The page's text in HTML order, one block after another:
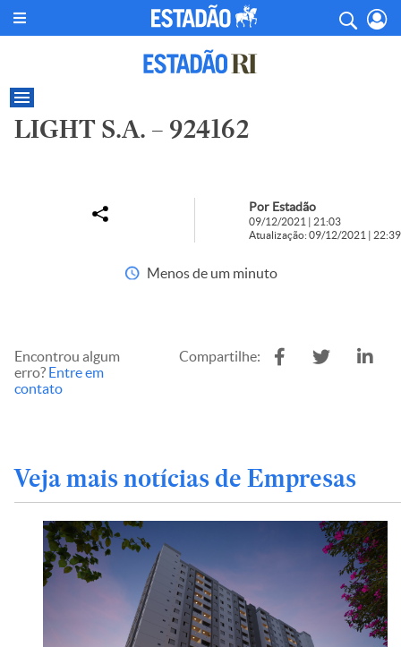
LIGHT S.A. – 924162
Por Estadão
09/12/2021 | 21:03
Atualização: 09/12/2021 | 22:39
Menos de um minuto
Encontrou algum
erro? Entre em
contato
Compartilhe:
Veja mais notícias de Empresas